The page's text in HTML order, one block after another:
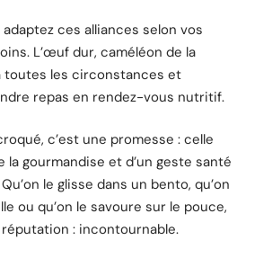
ces alliances selon vos
L’œuf dur, caméléon de la
toutes les circonstances et
repas en rendez-vous nutritif.
c’est une promesse : celle
la gourmandise et d’un geste santé
le glisse dans un bento, qu’on
ou qu’on le savoure sur le pouce,
: incontournable.